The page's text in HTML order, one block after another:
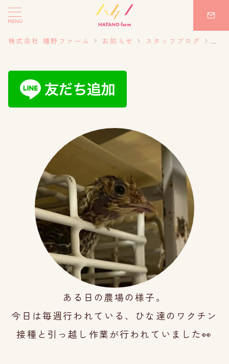
MENU
株式会社 幡野ファーム お知らせ スタッフブログ
ある日の農場の様子。
今日は毎週行われている、ひな達の ワクチン
接種と 引っ越し作業が行われていました👀